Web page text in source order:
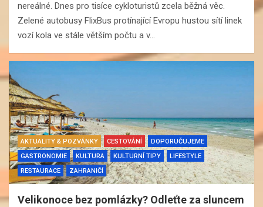
nereálné. Dnes pro tisíce cykloturistů zcela běžná věc.
Zelené autobusy FlixBus protínající Evropu hustou sítí linek
vozí kola ve stále větším počtu a v…
AKTUALITY & POZVÁNKY CESTOVÁNÍ
DOPORUČUJEME
GASTRONOMIE
KULTURA KULTURNÍ TIPY
LIFESTYLE
RESTAURACE
ZAHRANIČÍ
Velikonoce bez pomlázky? Odleťte za sluncem